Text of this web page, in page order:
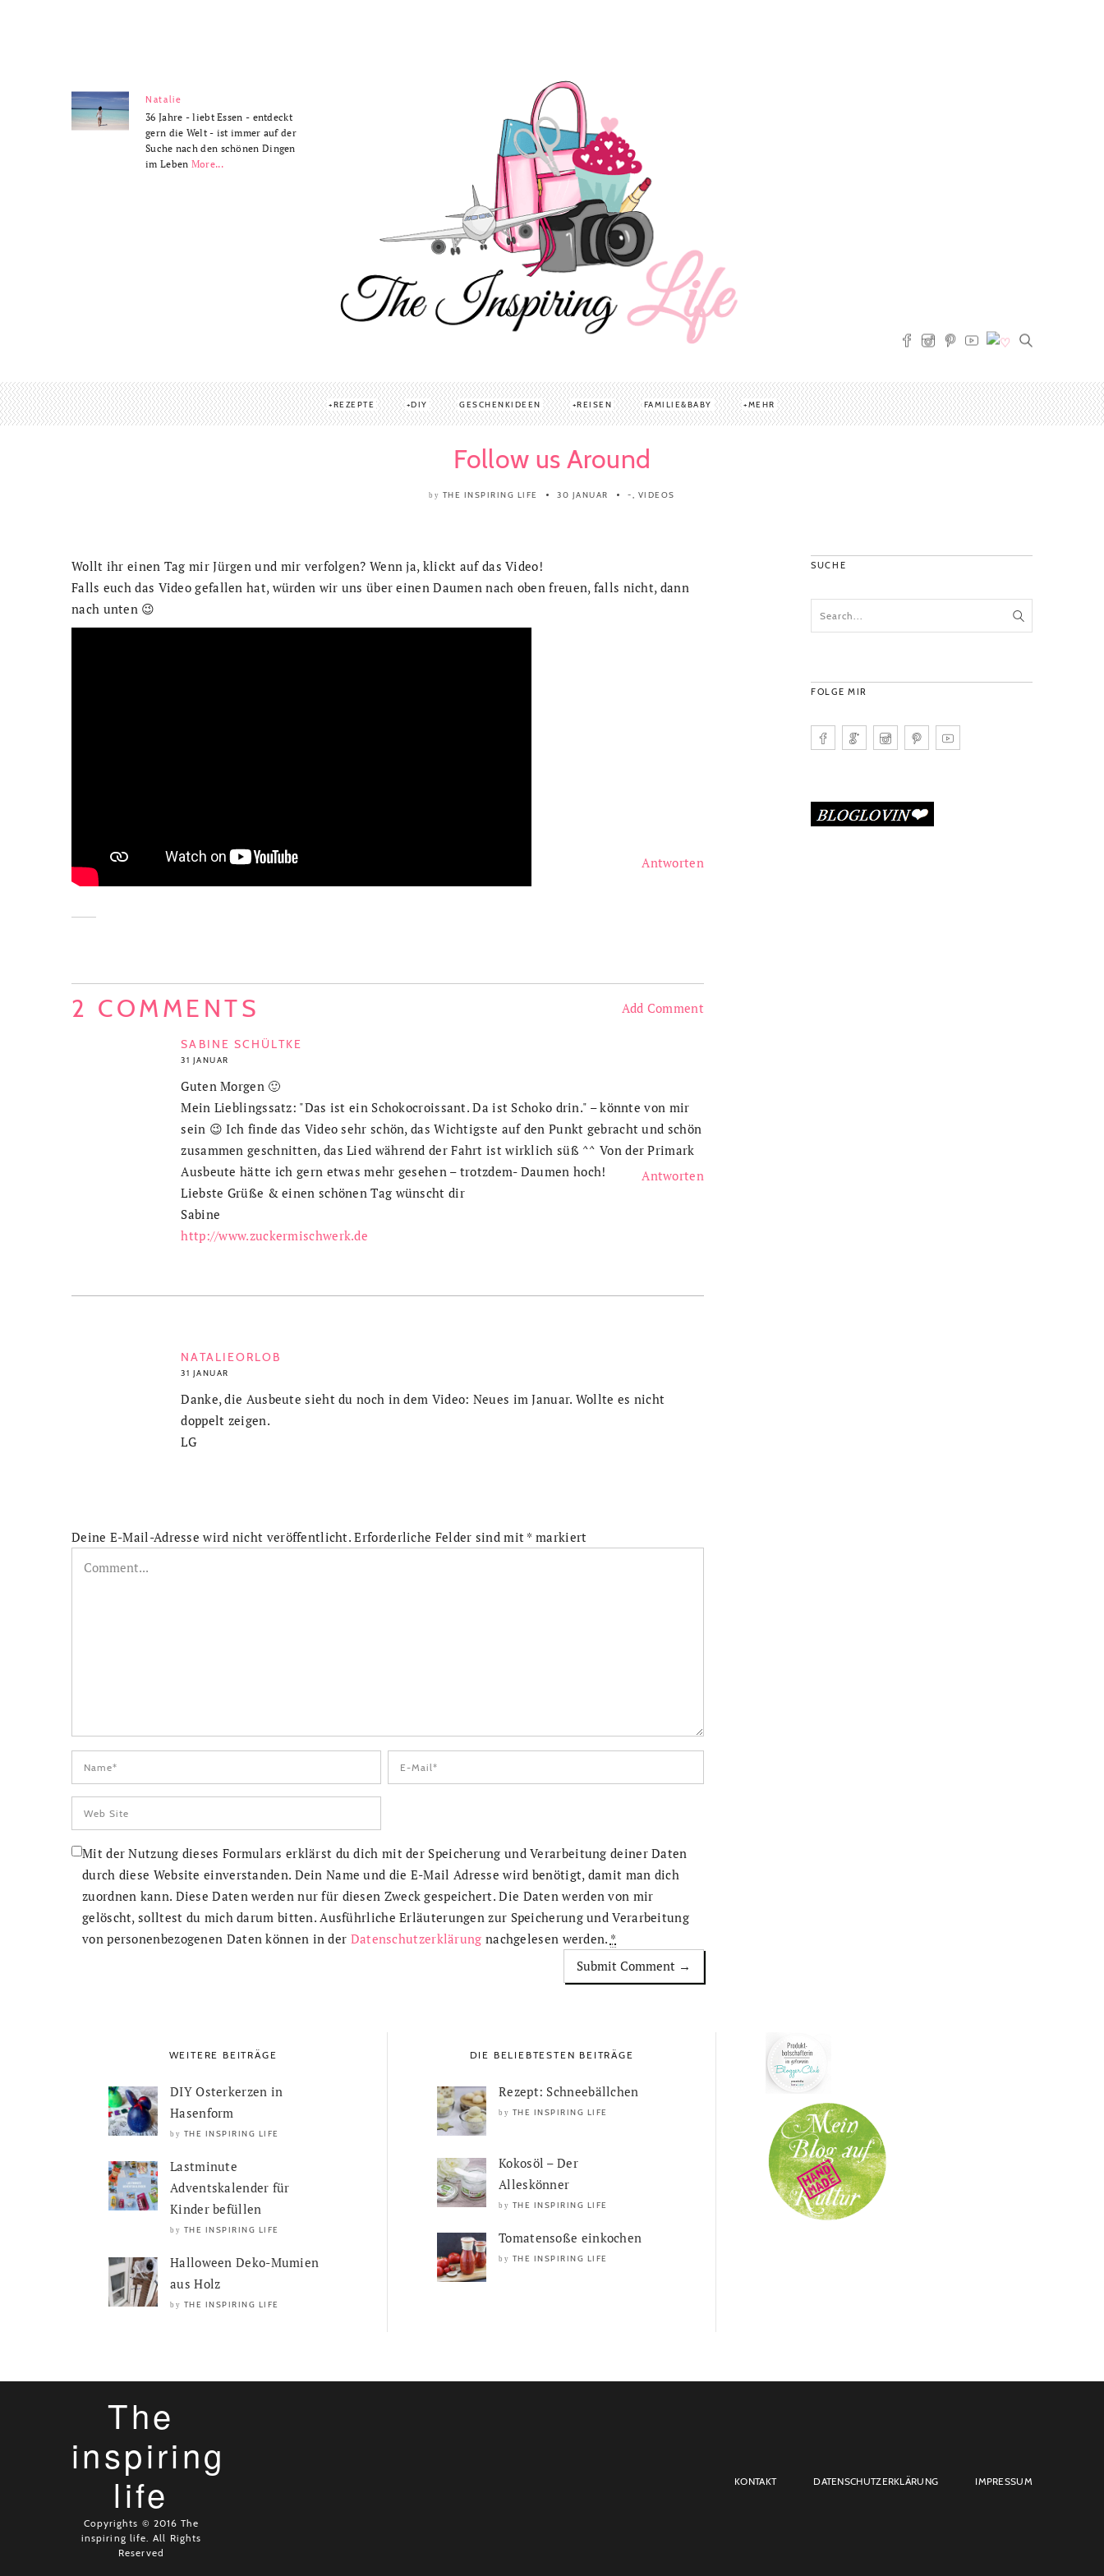
Natalie
36 Jahre - liebt Essen - entdeckt
gern die Welt - ist immer auf der
Suche nach den schönen Dingen
im Leben More...
REZEPTE DIY GESCHENKIDEEN REISEN FAMILIE&BABY MEHR
Follow us Around
by THE INSPIRING LIFE 30 JANUAR -, VIDEOS
Wollt ihr einen Tag mir Jürgen und mir verfolgen? Wenn ja, klickt auf das Video!
Falls euch das Video gefallen hat, würden wir uns über einen Daumen nach oben freuen, falls nicht, dann
nach unten 😉
2 COMMENTS Add Comment
SABINE SCHÜLTKE
31 JANUAR
Antworten
Guten Morgen 🙂
Mein Lieblingssatz: "Das ist ein Schokocroissant. Da ist Schoko drin." – könnte von mir
sein 😉 Ich finde das Video sehr schön, das Wichtigste auf den Punkt gebracht und schön
zusammen geschnitten, das Lied während der Fahrt ist wirklich süß ^^ Von der Primark
Ausbeute hätte ich gern etwas mehr gesehen – trotzdem- Daumen hoch!
Liebste Grüße & einen schönen Tag wünscht dir
Sabine
http://www.zuckermischwerk.de
NATALIEORLOB
31 JANUAR
Antworten
Danke, die Ausbeute sieht du noch in dem Video: Neues im Januar. Wollte es nicht
doppelt zeigen.
LG
Deine E-Mail-Adresse wird nicht veröffentlicht. Erforderliche Felder sind mit * markiert
Mit der Nutzung dieses Formulars erklärst du dich mit der Speicherung und Verarbeitung deiner Daten
durch diese Website einverstanden. Dein Name und die E-Mail Adresse wird benötigt, damit man dich
zuordnen kann. Diese Daten werden nur für diesen Zweck gespeichert. Die Daten werden von mir
gelöscht, solltest du mich darum bitten. Ausführliche Erläuterungen zur Speicherung und Verarbeitung
von personenbezogenen Daten können in der Datenschutzerklärung nachgelesen werden. *
SUCHE
FOLGE MIR
WEITERE BEITRÄGE
DIY Osterkerzen in
Hasenform
by THE INSPIRING LIFE
Lastminute
Adventskalender für
Kinder befüllen
by THE INSPIRING LIFE
Halloween Deko-Mumien
aus Holz
by THE INSPIRING LIFE
DIE BELIEBTESTEN BEITRÄGE
Rezept: Schneebällchen
by THE INSPIRING LIFE
Kokosöl – Der
Alleskönner
by THE INSPIRING LIFE
Tomatensoße einkochen
by THE INSPIRING LIFE
The
inspiring
life
Copyrights © 2016 The
inspiring life. All Rights
Reserved
KONTAKT DATENSCHUTZERKLÄRUNG IMPRESSUM